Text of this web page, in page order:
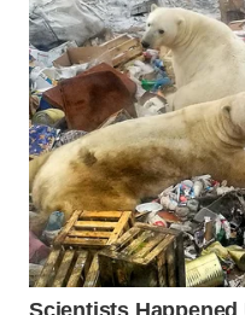
TV
WAHANANEWS
ID
WAHANANEWS
CO ID
WAHANANEWS
NET